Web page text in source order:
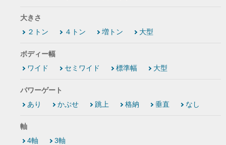
大きさ
２トン
４トン 増トン 大型
ボディー幅
ワイド
セミワイド 標準幅 大型
パワーゲート
あり
かぶせ 跳上 格納 垂直 なし
軸
4軸
3軸